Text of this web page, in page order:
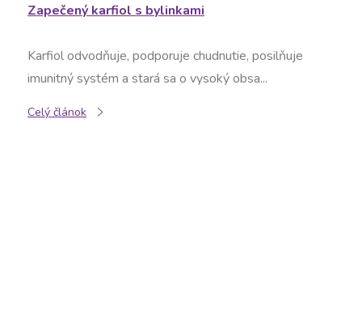
Zapečený karfiol s bylinkami
Karfiol odvodňuje, podporuje chudnutie, posilňuje
imunitný systém a stará sa o vysoký obsa...
Celý článok